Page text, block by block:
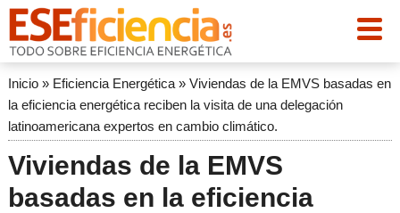
Inicio» Eficiencia Energética» Viviendas de la EMVS basadas en
la eficiencia energética reciben la visita de una delegación
latinoamericana expertos en cambio climático.
Viviendas de la EMVS
basadas en la eficiencia